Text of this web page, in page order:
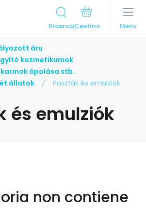
Ricerca Menu
áru
kozmetikumok
ápolása stb.
állatok
Paszták és emulziók
és emulziók
non contiene